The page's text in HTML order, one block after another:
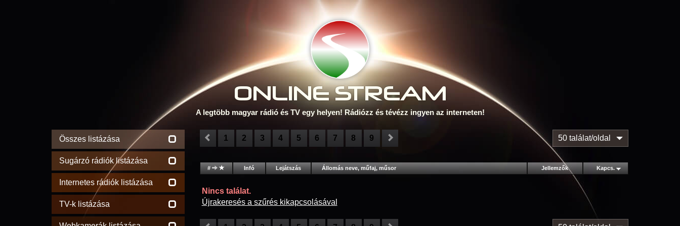
ONLINE STREAM
A legtöbb magyar rádió és TV egy helyen! Rádiózz és tévézz ingyen az interneten!
Összes listázása
Sugárzó rádiók listázása
Internetes rádiók listázása
TV-k listázása
1 2 3 4 5 6 7 8 9 50 találat/oldal
# Infó Lejátszás Állomás neve, műfaj, műsor Jellemzők Kapcs.
Nincs találat.
Újrakeresés a szűrés kikapcsolásával